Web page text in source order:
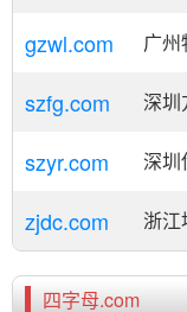
gzwl.com 广
szfg.com 深圳
szyr.com 深圳
zjdc.com 浙江
四字母.com